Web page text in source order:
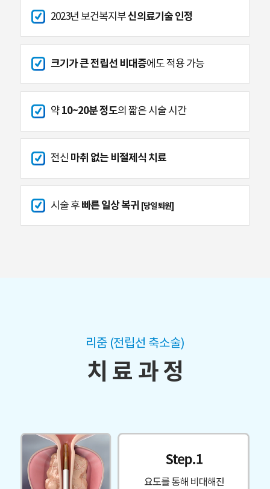
2023년 보건복지부신의료기술 인정
크기가 큰 전립선 비대증에도 적용 가능
약 10~20분 정도의 짧은 시술 시간
전신 마취 없는 비절제식 치료
시술 후 빠른 일상 복귀 [당일 퇴원]
리줌 (전립선 축소술)
치 료 과 정